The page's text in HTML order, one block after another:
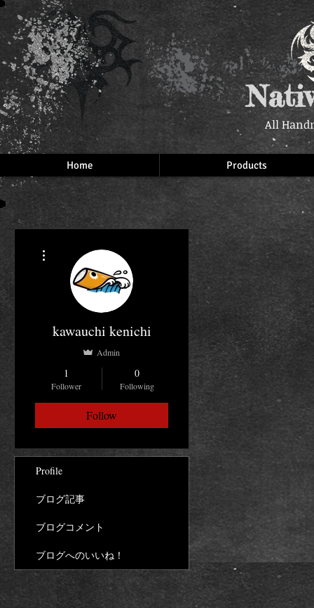
All
Home Products
kawauchi kenichi
Admin
1
Follower
0
Following
Follow
Profile
ブログ記事
ブログコメント
ブログへのいいね！